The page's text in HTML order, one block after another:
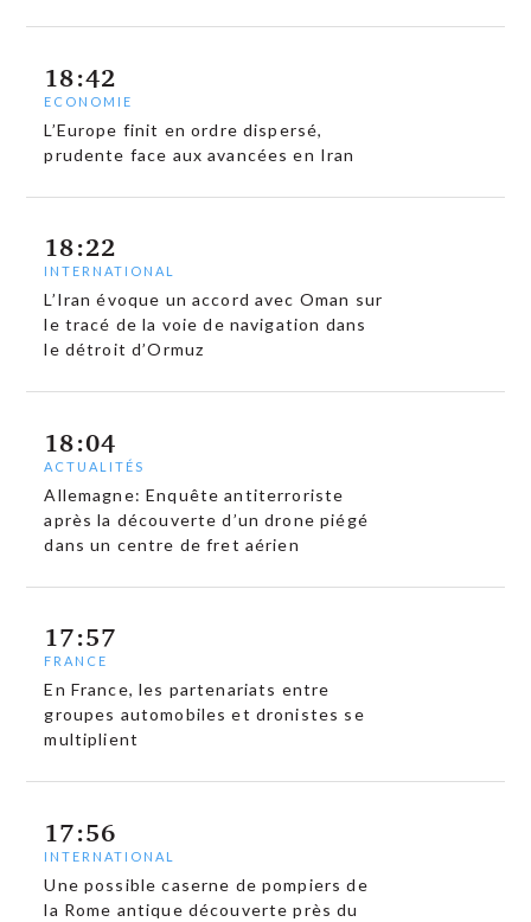
18:42
ECONOMIE
L’Europe finit en ordre dispersé,
prudente face aux avancées en Iran
18:22
INTERNATIONAL
L’Iran évoque un accord avec Oman sur
le tracé de la voie de navigation dans
le détroit d’Ormuz
18:04
ACTUALITÉS
Allemagne: Enquête antiterroriste
après la découverte d’un drone piégé
dans un centre de fret aérien
17:57
FRANCE
En France, les partenariats entre
groupes automobiles et dronistes se
multiplient
17:56
INTERNATIONAL
Une possible caserne de pompiers de
la Rome antique découverte près du